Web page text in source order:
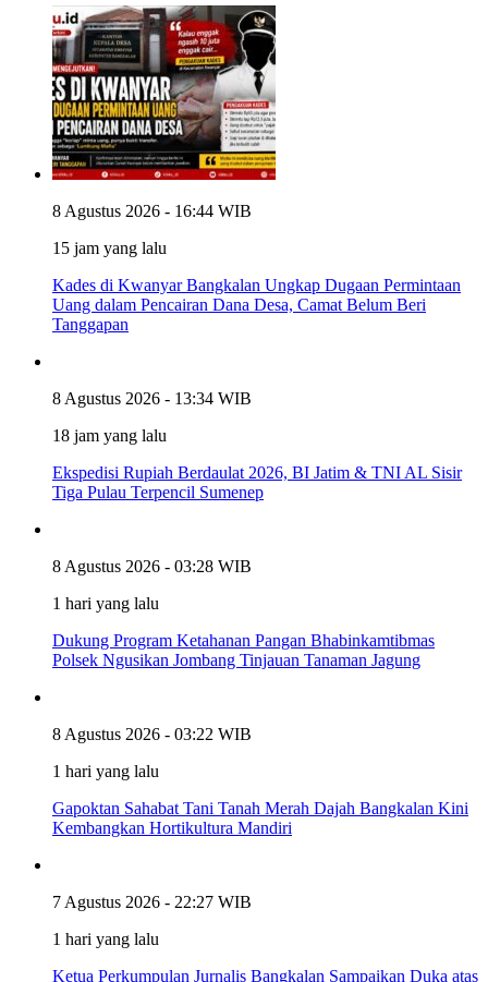
8 Agustus 2026 - 16:44 WIB
15 jam yang lalu
Kades di Kwanyar Bangkalan Ungkap Dugaan Permintaan
Uang dalam Pencairan Dana Desa, Camat Belum Beri
Tanggapan
8 Agustus 2026 - 13:34 WIB
18 jam yang lalu
Ekspedisi Rupiah Berdaulat 2026, BI Jatim & TNI AL Sisir
Tiga Pulau Terpencil Sumenep
8 Agustus 2026 - 03:28 WIB
1 hari yang lalu
Dukung Program Ketahanan Pangan Bhabinkamtibmas
Polsek Ngusikan Jombang Tinjauan Tanaman Jagung
8 Agustus 2026 - 03:22 WIB
1 hari yang lalu
Gapoktan Sahabat Tani Tanah Merah Dajah Bangkalan Kini
Kembangkan Hortikultura Mandiri
7 Agustus 2026 - 22:27 WIB
1 hari yang lalu
Ketua Perkumpulan Jurnalis Bangkalan Sampaikan Duka atas